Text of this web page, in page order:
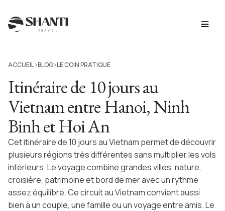
ACCUEIL>BLOG>LE COIN PRATIQUE
Itinéraire de 10 jours au
Vietnam entre Hanoi, Ninh
Binh et Hoi An
Cet itinéraire de 10 jours au Vietnam permet de découvrir
plusieurs régions très différentes sans multiplier les vols
intérieurs. Le voyage combine grandes villes, nature,
croisière, patrimoine et bord de mer avec un rythme
assez équilibré. Ce circuit au Vietnam convient aussi
bien à un couple, une famille ou un voyage entre amis. Le